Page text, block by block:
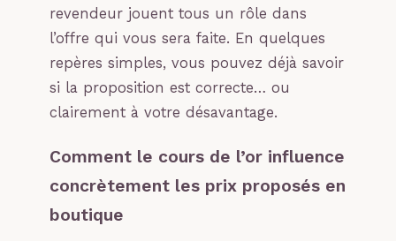
revendeur jouent tous un rôle dans
l’offre qui vous sera faite. En quelques
repères simples, vous pouvez déjà savoir
si la proposition est correcte… ou
clairement à votre désavantage.
Comment le cours de l’or influence
concrètement les prix proposés en
boutique